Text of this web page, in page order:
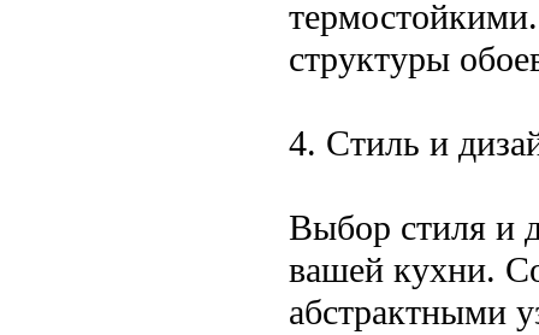
структуры
4. Стиль и
Выбор стиля и
вашей кухни.
абстрактными